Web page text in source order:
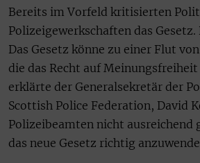
Bereits im Vorfeld kritisierten
Polizeigewerkschaften das
Das Gesetz könne zu einer Flut
die das Recht auf Meinungsfreiheit
erklärte der Generalsekretär der
Scottish Police Federation, David
Polizeibeamten nicht ausreichend
das neue Gesetz richtig